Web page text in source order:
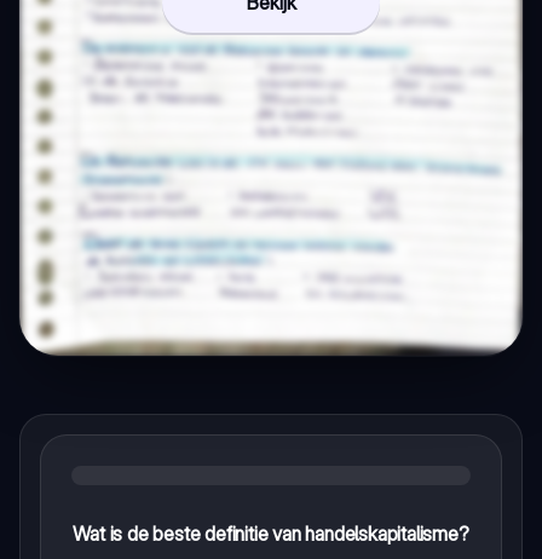
Wat is de beste definitie van handelskapitalisme?